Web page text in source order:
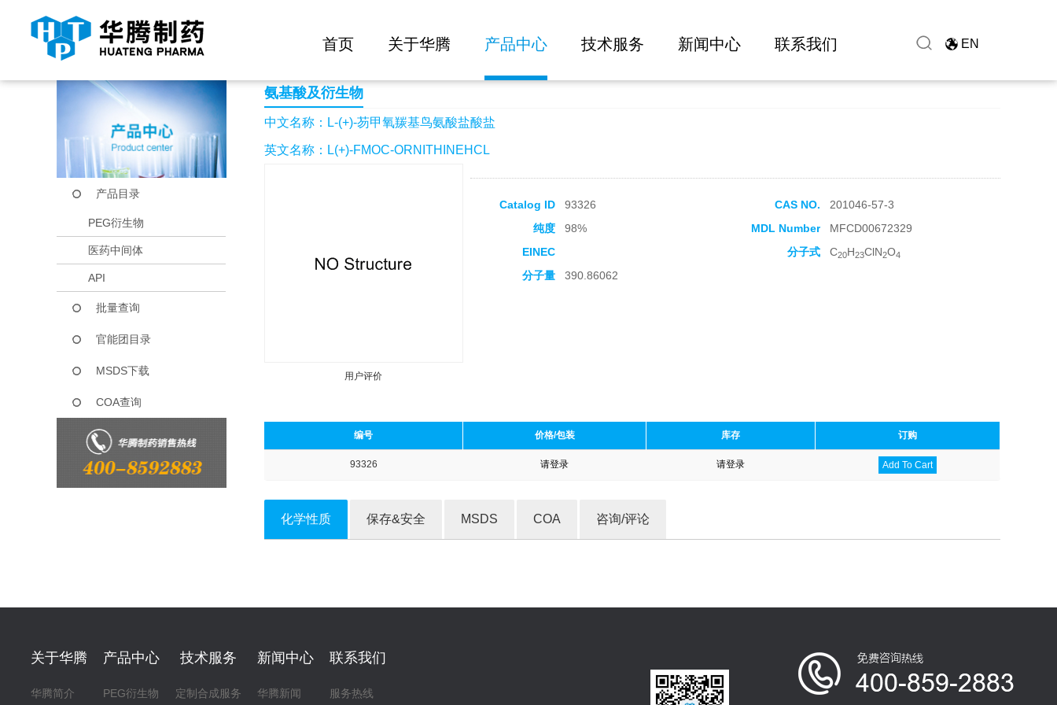
首页 关于华腾 产品中心 技术服务 新闻中心 联系我们 EN
当前位置： 首页 产品中心 L-(+)-芴甲氧羰基鸟氨酸盐酸盐
产品目录
PEG衍生物
医药中间体
API
批量查询
官能团目录
MSDS下载
COA查询
氨基酸及衍生物
中文名称：L-(+)-芴甲氧羰基鸟氨酸盐酸盐
英文名称：L(+)-FMOC-ORNITHINEHCL
用户评价
Catalog ID 93326 CAS NO.
201046-57-3
纯度
98% MDL Number
MFCD00672329
EINEC
分子式 C20H23ClN2O4
分子量 390.86062
编号 价格/包装 库存 订购
93326 请登录 请登录 Add To Cart
化学性质 保存&安全 MSDS COA 咨询/评论
关于华腾
华腾简介
产品中心
PEG衍生物
技术服务
定制合成服务
新闻中心
华腾新闻
联系我们
服务热线